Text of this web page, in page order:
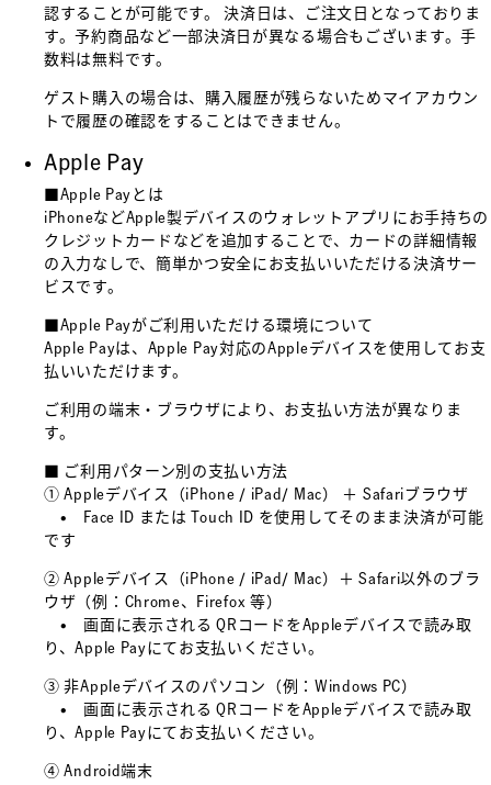
認することが可能です。 決済日は、ご注文日となっておりま
す。予約商品など一部決済日が異なる場合もございます。手
数料は無料です。
ゲスト購入の場合は、購入履歴が残らないためマイアカウン
トで履歴の確認をすることはできません。
Apple Pay
■Apple Payとは
iPhoneなどApple製デバイスのウォレットアプリにお手持ちの
クレジットカードなどを追加することで、カードの詳細情報
の入力なしで、簡単かつ安全にお支払いいただける決済サー
ビスです。
■Apple Payがご利用いただける環境について
Apple Payは、Apple Pay対応のAppleデバイスを使用してお支
払いいただけます。
ご利用の端末・ブラウザにより、お支払い方法が異なりま
す。
■ ご利用パターン別の支払い方法
① Appleデバイス（iPhone / iPad/ Mac） ＋ Safariブラウザ
• Face ID または Touch ID を使用してそのまま決済が可能
です
② Appleデバイス（iPhone / iPad/ Mac）＋ Safari以外のブラ
ウザ（例：Chrome、Firefox 等）
• 画面に表示される QRコードをAppleデバイスで読み取
り、Apple Payにてお支払いください。
③ 非Appleデバイスのパソコン（例：Windows PC）
• 画面に表示される QRコードをAppleデバイスで読み取
り、Apple Payにてお支払いください。
④ Android端末